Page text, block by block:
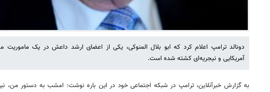
دونالد ترامپ اعلام کرد که ابو بلال المنوکی، یکی از اعضای ارشد داعش در یک ماموریت
آمریکایی و نیجریه‌ای کشته شده است.
به گزارش خبرآنلاین، ترامپ در شبکه اجتماعی خود در این باره نوشت: امشب به دستور من،